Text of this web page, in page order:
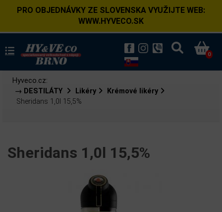
PRO OBJEDNÁVKY ZE SLOVENSKA VYUŽIJTE WEB:
WWW.HYVECO.SK
0
Hyveco.cz:
→ DESTILÁTY
Likéry
Krémové likéry
Sheridans 1,0l 15,5%
Sheridans 1,0l 15,5%